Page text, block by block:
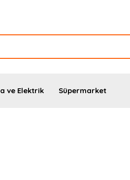
ve Elektrik Süpermarket